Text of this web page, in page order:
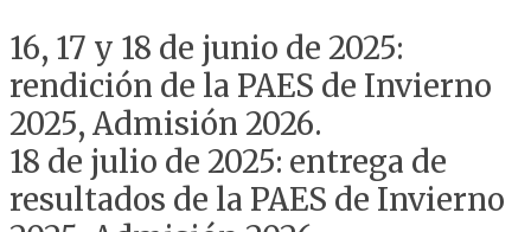
16, 17 y 18 de junio de 2025:
rendición de la PAES de Invierno
2025, Admisión 2026.
18 de julio de 2025: entrega de
resultados de la PAES de Invierno